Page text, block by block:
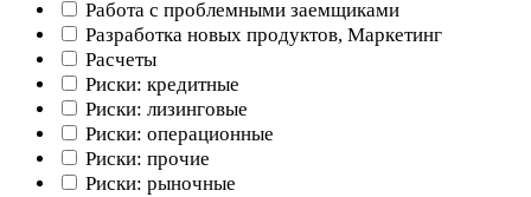
Работа с проблемными заемщиками
Разработка новых продуктов, Маркетинг
Расчеты
Риски: кредитные
Риски: лизинговые
Риски: операционные
Риски: прочие
Риски: рыночные